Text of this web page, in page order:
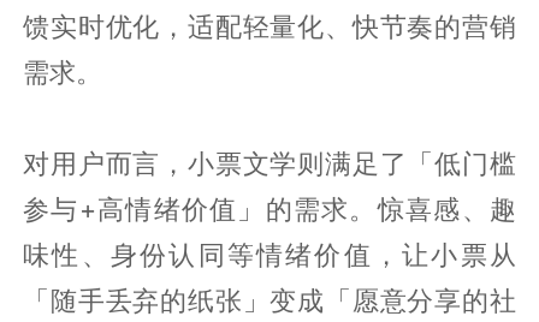
馈实时优化，适配轻量化、快节奏的营销
需求。
对用户而言，小票文学则满足了「低门槛
参与+高情绪价值」的需求。惊喜感、趣
味性、身份认同等情绪价值，让小票从
「随手丢弃的纸张」变成「愿意分享的社